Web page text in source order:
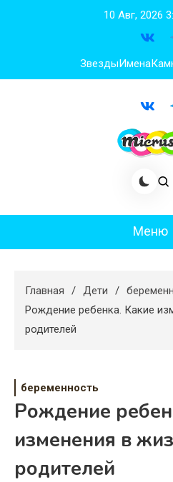
10 Авг, 2026
ЗвездыИмена
Меню
Худеем
Психология
Свадьба
Дом
Жизнь
Хобби
Главная Дети
Рождение ребенка. Какие
родителей
беременность
Рождение
изменения в
родителей